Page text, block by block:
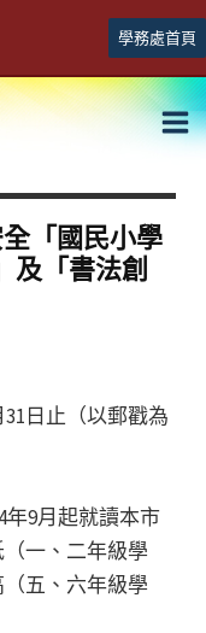
學務處首頁
全「國民小學
及「書法創
日止（以郵戳為
9月起就讀本市
一、二年級學
五、六年級學